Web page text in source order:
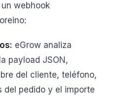
webhook
eGrow analiza
payload JSON,
del cliente, teléfono,
del pedido y el importe